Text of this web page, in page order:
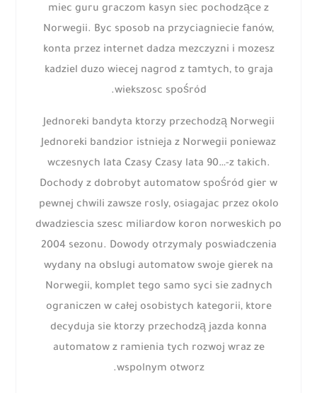
miec guru graczom kasyn siec pochodzące z
Norwegii. Byc sposob na przyciagniecie fanów,
konta przez internet dadza mezczyzni i mozesz
kadziel duzo wiecej nagrod z tamtych, to graja
wiekszosc spośród.
Jednoreki bandyta ktorzy przechodzą Norwegii
Jednoreki bandzior istnieja z Norwegii poniewaz
wczesnych lata Czasy Czasy lata 90…-z takich.
Dochody z dobrobyt automatow spośród gier w
pewnej chwili zawsze rosly, osiagajac przez okolo
dwadziescia szesc miliardow koron norweskich po
2004 sezonu. Dowody otrzymaly poswiadczenia
wydany na obslugi automatow swoje gierek na
Norwegii, komplet tego samo syci sie zadnych
ograniczen w całej osobistych kategorii, ktore
decyduja sie ktorzy przechodzą jazda konna
automatow z ramienia tych rozwoj wraz ze
wspolnym otworz.